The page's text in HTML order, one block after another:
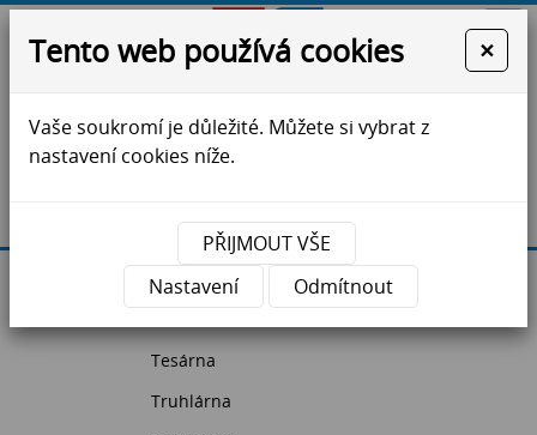
ZS Jihlava - krovy, vazníky, dřevostavby, řezivo
Úvodní strana
Tesárna
Truhlárna
Tento web používá cookies ×
Vaše soukromí je důležité. Můžete si vybrat z
nastavení cookies níže.
PŘIJMOUT VŠE
Nastavení
Odmítnout